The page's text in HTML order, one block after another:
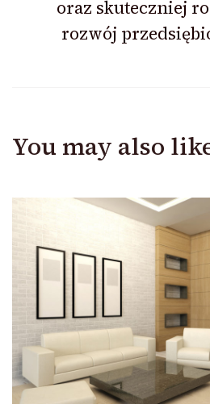
oraz skuteczniej
rozwój
You may also